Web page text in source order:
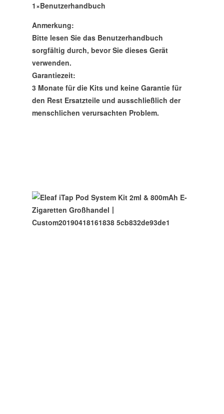
1×Benutzerhandbuch
Anmerkung:
Bitte lesen Sie das Benutzerhandbuch
sorgfältig durch, bevor Sie dieses Gerät
verwenden.
Garantiezeit:
3 Monate für die Kits und keine Garantie für
den Rest Ersatzteile und ausschließlich der
menschlichen verursachten Problem.